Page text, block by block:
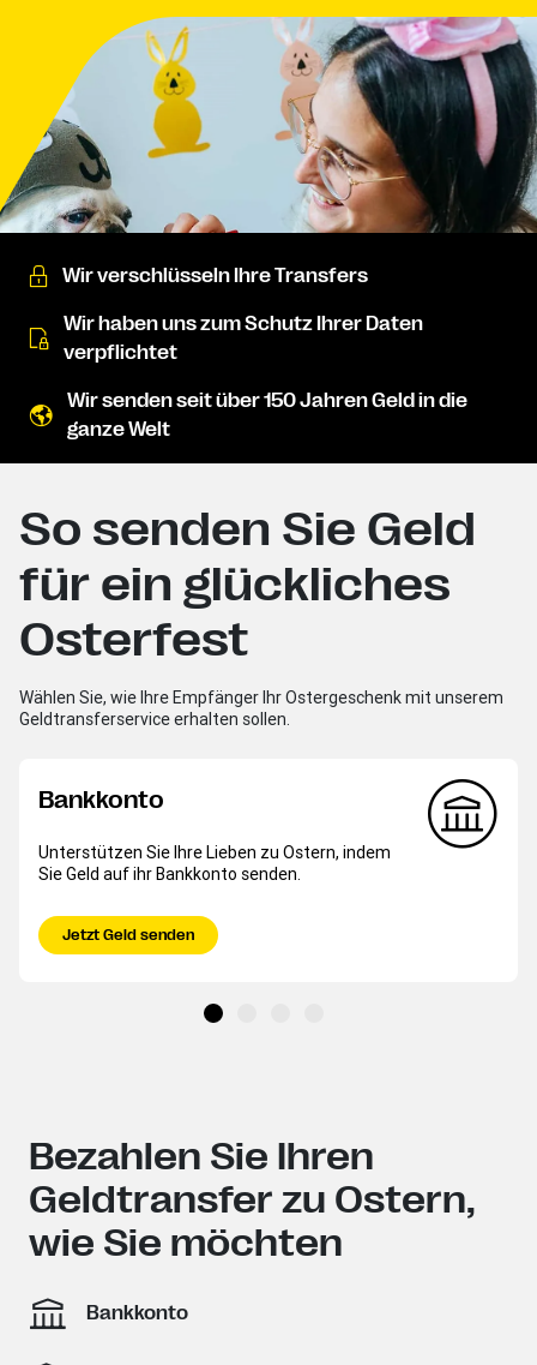
Wir verschlüsseln Ihre Transfers
Wir haben uns zum Schutz Ihrer Daten
verpflichtet
Wir senden seit über 150 Jahren Geld in die
ganze Welt
So senden Sie Geld
für ein glückliches
Osterfest
Wählen Sie, wie Ihre Empfänger Ihr Ostergeschenk mit unserem
Geldtransferservice erhalten sollen.
Bankkonto
Unterstützen Sie Ihre Lieben zu Ostern, indem
Sie Geld auf ihr Bankkonto senden.
Jetzt Geld senden
Bezahlen Sie Ihren
Geldtransfer zu Ostern,
wie Sie möchten
Bankkonto